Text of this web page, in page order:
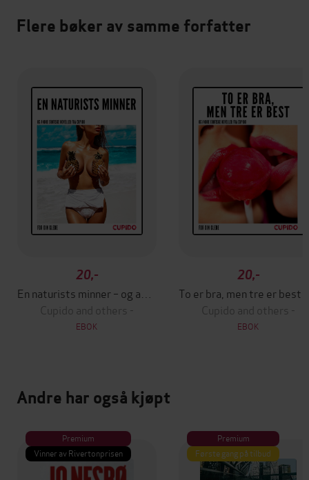
Flere bøker av samme forfatter
20,-
Cupido and others -
EBOK
20,-
Cupido and others -
EBOK
Andre har også kjøpt
Premium
Vinner av Rivertonprisen
Premium
Første gang på tilbud